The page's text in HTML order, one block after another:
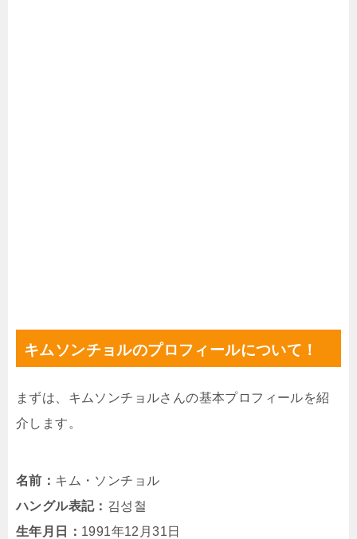
キムソンチョルのプロフィールについて！
まずは、キムソンチョルさんの基本プロフィールを紹
介します。
名前： キム・ソンチョル
ハングル表記： 김성철
生年月日： 1991年12月31日